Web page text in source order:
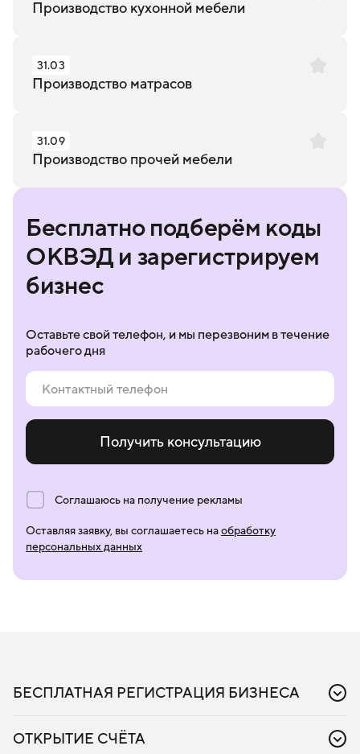
Производство кухонной мебели
31.03
Производство матрасов
31.09
Производство прочей мебели
Бесплатно подберём коды
ОКВЭД и зарегистрируем
бизнес
Оставьте свой телефон, и мы перезвоним в течение
рабочего дня
Получить консультацию
Соглашаюсь на получение рекламы
Оставляя заявку, вы соглашаетесь наобработку
персональных данных
БЕСПЛАТНАЯ РЕГИСТРАЦИЯ БИЗНЕСА
Регистрация ООО
ОТКРЫТИЕ СЧЁТА